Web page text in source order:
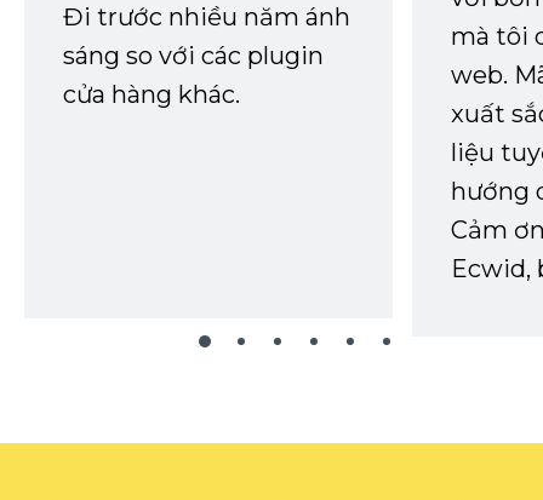
Đi trước nhiều năm ánh
sáng so với các plugin
cửa hàng khác.
mà tôi
web.
xuất
liệu
hướng
Cảm
Ecwid,